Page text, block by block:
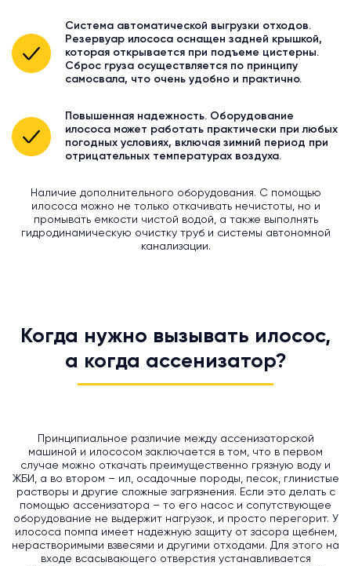
Система автоматической выгрузки отходов.
Резервуар илососа оснащен задней крышкой,
которая открывается при подъеме цистерны.
Сброс груза осуществляется по принципу
самосвала, что очень удобно и практично.
Повышенная надежность. Оборудование
илососа может работать практически при любых
погодных условиях, включая зимний период при
отрицательных температурах воздуха.
Наличие дополнительного оборудования. С помощью
илососа можно не только откачивать нечистоты, но и
промывать емкости чистой водой, а также выполнять
гидродинамическую очистку труб и системы автономной
канализации.
Когда нужно вызывать илосос,
а когда ассенизатор?
Принципиальное различие между ассенизаторской
машиной и илососом заключается в том, что в первом
случае можно откачать преимущественно грязную воду и
ЖБИ, а во втором – ил, осадочные породы, песок, глинистые
растворы и другие сложные загрязнения. Если это делать с
помощью ассенизатора – то его насос и сопутствующее
оборудование не выдержит нагрузок, и просто перегорит. У
илососа помпа имеет надежную защиту от засора щебнем,
нерастворимыми взвесями и другими отходами. Для этого на
входе всасывающего отверстия устанавливается